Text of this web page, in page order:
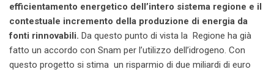
efficientamento energetico dell’intero sistema regione e il
contestuale incremento della produzione di energia da
fonti rinnovabili. Da questo punto di vista la Regione ha già
fatto un accordo con Snam per l’utilizzo dell’idrogeno. Con
questo progetto si stima un risparmio di due miliardi di euro